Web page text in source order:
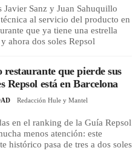
Javier Sanz y Juan Sahuquillo
al servicio del producto en
que ya tiene una estrella
ahora dos soles Repsol
restaurante que pierde sus
Repsol está en Barcelona
Redacción Hule y Mantel
en el ranking de la Guía Repsol
menos atención: este
histórico pasa de tres a dos soles